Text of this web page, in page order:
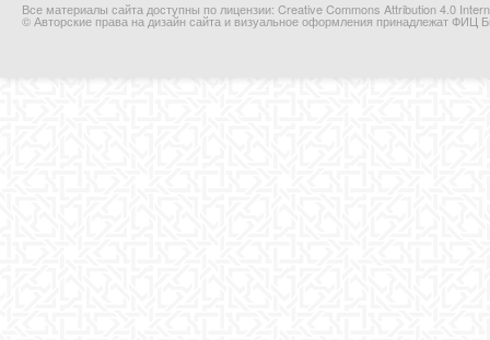
Все материалы сайта доступны по лицензии: Creative Commons Attribution 4.0
© Авторские права на дизайн сайта и визуальное оформления принадлежат ФИЦ